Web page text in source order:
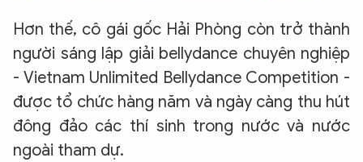
Hơn thế, cô gái gốc Hải Phòng còn trở thành
người sáng lập giải bellydance chuyên nghiệp
- Vietnam Unlimited Bellydance Competition -
được tổ chức hàng năm và ngày càng thu hút
đông đảo các thí sinh trong nước và nước
ngoài tham dự.